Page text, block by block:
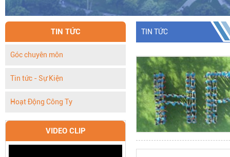
TIN TỨC
TIN TỨC
Góc chuyên môn
Tin tức - Sự Kiện
Hoạt Động Công Ty
VIDEO CLIP